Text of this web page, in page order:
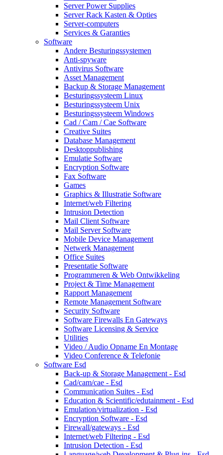
Server Power Supplies
Server Rack Kasten & Opties
Server-computers
Services & Garanties
Software
Andere Besturingssystemen
Anti-spyware
Antivirus Software
Asset Management
Backup & Storage Management
Besturingssysteem Linux
Besturingssysteem Unix
Besturingssysteem Windows
Cad / Cam / Cae Software
Creative Suites
Database Management
Desktoppublishing
Emulatie Software
Encryption Software
Fax Software
Games
Graphics & Illustratie Software
Internet/web Filtering
Intrusion Detection
Mail Client Software
Mail Server Software
Mobile Device Management
Netwerk Management
Office Suites
Presentatie Software
Programmeren & Web Ontwikkeling
Project & Time Management
Rapport Management
Remote Management Software
Security Software
Software Firewalls En Gateways
Software Licensing & Service
Utilities
Video / Audio Opname En Montage
Video Conference & Telefonie
Software Esd
Back-up & Storage Management - Esd
Cad/cam/cae - Esd
Communication Suites - Esd
Education & Scientific/edutainment - Esd
Emulation/virtualization - Esd
Encryption Software - Esd
Firewall/gateways - Esd
Internet/web Filtering - Esd
Intrusion Detection - Esd